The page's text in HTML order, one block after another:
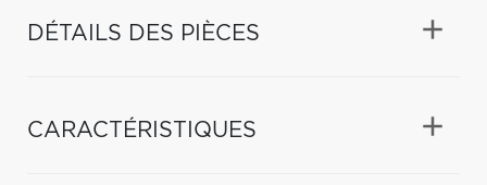
DÉTAILS DES PIÈCES
CARACTÉRISTIQUES